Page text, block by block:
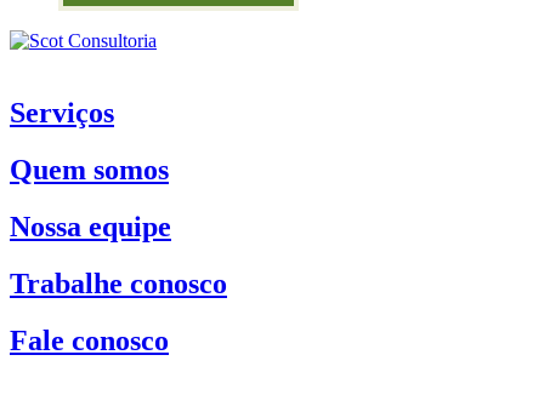
Serviços
Quem somos
Nossa equipe
Trabalhe conosco
Fale conosco